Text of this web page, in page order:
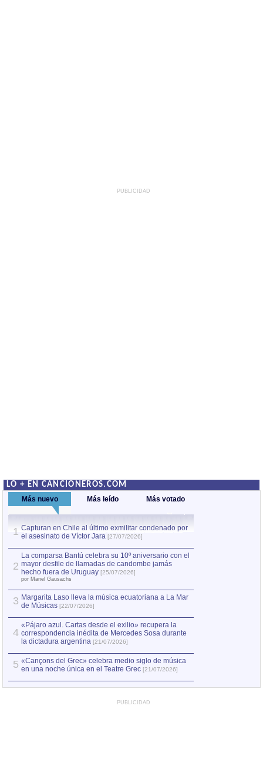
PUBLICIDAD
LO + EN CANCIONEROS.COM
Más nuevo Más leído Más votado
1 Capturan en Chile al último exmilitar condenado por
el asesinato de Víctor Jara [27/07/2026]
2
La comparsa Bantú celebra su 10º aniversario con el
mayor desfile de llamadas de candombe jamás
hecho fuera de Uruguay [25/07/2026]
por Manel Gausachs
3 Margarita Laso lleva la música ecuatoriana a La Mar
de Músicas [22/07/2026]
4
«Pájaro azul. Cartas desde el exilio» recupera la
correspondencia inédita de Mercedes Sosa durante
la dictadura argentina [21/07/2026]
5 «Cançons del Grec» celebra medio siglo de música
en una noche única en el Teatre Grec [21/07/2026]
PUBLICIDAD